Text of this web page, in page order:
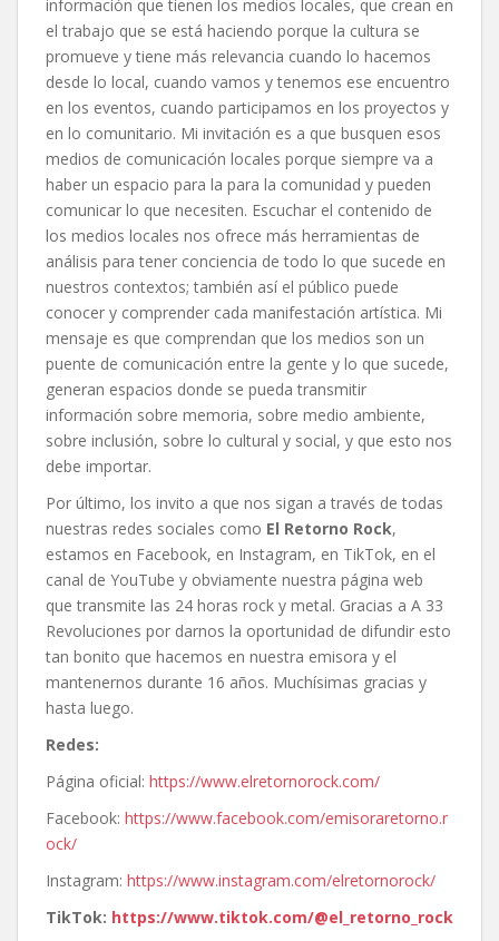
información que tienen los medios locales, que crean en
el trabajo que se está haciendo porque la cultura se
promueve y tiene más relevancia cuando lo hacemos
desde lo local, cuando vamos y tenemos ese encuentro
en los eventos, cuando participamos en los proyectos y
en lo comunitario. Mi invitación es a que busquen esos
medios de comunicación locales porque siempre va a
haber un espacio para la para la comunidad y pueden
comunicar lo que necesiten. Escuchar el contenido de
los medios locales nos ofrece más herramientas de
análisis para tener conciencia de todo lo que sucede en
nuestros contextos; también así el público puede
conocer y comprender cada manifestación artística. Mi
mensaje es que comprendan que los medios son un
puente de comunicación entre la gente y lo que sucede,
generan espacios donde se pueda transmitir
información sobre memoria, sobre medio ambiente,
sobre inclusión, sobre lo cultural y social, y que esto nos
debe importar.
Por último, los invito a que nos sigan a través de todas
nuestras redes sociales como El Retorno Rock,
estamos en Facebook, en Instagram, en TikTok, en el
canal de YouTube y obviamente nuestra página web
que transmite las 24 horas rock y metal. Gracias a A 33
Revoluciones por darnos la oportunidad de difundir esto
tan bonito que hacemos en nuestra emisora y el
mantenernos durante 16 años. Muchísimas gracias y
hasta luego.
Redes:
Página oficial: https://www.elretornorock.com/
Facebook: https://www.facebook.com/emisoraretorno.r
ock/
Instagram: https://www.instagram.com/elretornorock/
TikTok: https://www.tiktok.com/@el_retorno_rock